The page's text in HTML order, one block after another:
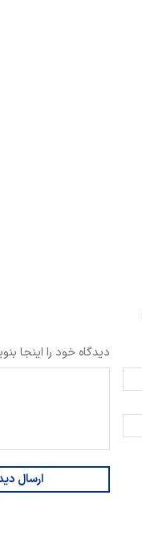
دیدگاه خود را اینجا
ارسال